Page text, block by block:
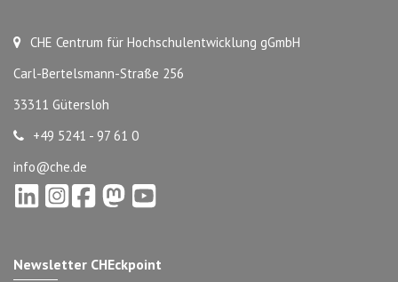
CHE Centrum für Hochschulentwicklung gGmbH
Carl-Bertelsmann-Straße 256
33311 Gütersloh
+49 5241 - 97 61 0
info@che.de
Newsletter CHEckpoint